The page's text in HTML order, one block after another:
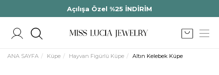
Açılışa Özel %25 İNDİRİM
ANA SAYFA Küpe Hayvan Figürlü Küpe Altın Kelebek Küpe